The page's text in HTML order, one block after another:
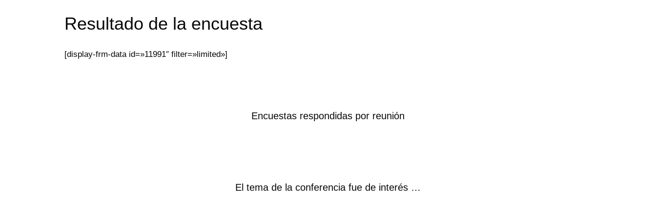
Resultado de la encuesta
[display-frm-data id=»11991″ filter=»limited»]
Encuestas respondidas por reunión
El tema de la conferencia fue de interés …